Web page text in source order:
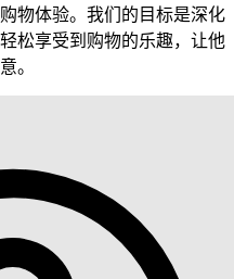
物体验。我们的目标是深化
松享受到购物的乐趣，让他
。